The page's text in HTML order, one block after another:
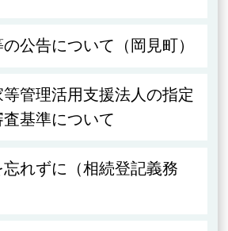
公告について（岡見町）
管理活用支援法人の指定
基準について
れずに（相続登記義務